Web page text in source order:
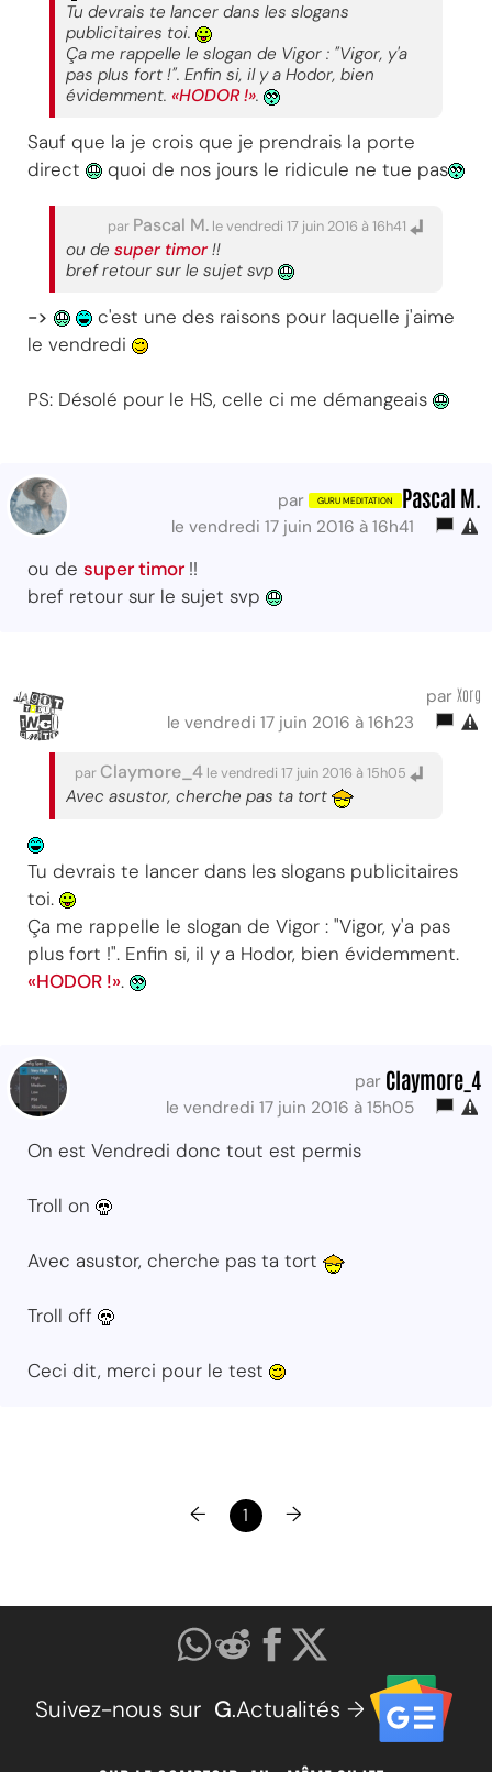
Tu devrais te lancer dans les slogans
publicitaires toi.
Ça me rappelle le slogan de Vigor : "Vigor, y'a
pas plus fort !". Enfin si, il y a Hodor, bien
évidemment. «HODOR !».
Sauf que la je crois que je prendrais la porte
direct
quoi de nos jours le ridicule ne tue pas
par Pascal M. le vendredi 17 juin 2016 à 16h41
ou de super timor !!
bref retour sur le sujet svp
->
c'est une des raisons pour laquelle j'aime
le vendredi
PS: Désolé pour le HS, celle ci me démangeais
par Pascal M.
le vendredi 17 juin 2016 à 16h41
ou de super timor !!
bref retour sur le sujet svp
par Xorg
le vendredi 17 juin 2016 à 16h23
par Claymore_4 le vendredi 17 juin 2016 à 15h05
Avec asustor, cherche pas ta tort
Tu devrais te lancer dans les slogans publicitaires
toi.
Ça me rappelle le slogan de Vigor : "Vigor, y'a pas
plus fort !". Enfin si, il y a Hodor, bien évidemment.
«HODOR !».
par Claymore_4
le vendredi 17 juin 2016 à 15h05
On est Vendredi donc tout est permis
Troll on
Avec asustor, cherche pas ta tort
Troll off
Ceci dit, merci pour le test
← 1 →
Suivez-nous sur G.Actualités →